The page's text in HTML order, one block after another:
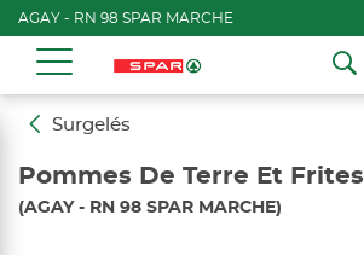
AGAY - RN 98 SPAR MARCHE
Surgelés
Pommes De Terre Et Frites
(AGAY - RN 98 SPAR MARCHE)